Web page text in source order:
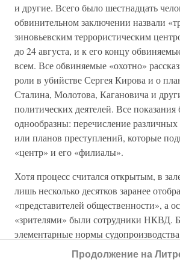
и другие. Всего было шестнадцать
обвинительном заключении назвали
зиновьевским террористическим
до 24 августа, и к его концу
всем. Все обвиняемые «охотно»
роли в убийстве Сергея Кирова и о
Сталина, Молотова, Кагановича и
политических деятелей. Все
однообразны: перечисление
или планов преступлений, которые
«центр» и его «филиалы».
Хотя процесс считался открытым, в
лишь несколько десятков заранее
«представителей общественности», а
«зрителями» были сотрудники НКВД.
элементарные нормы
представлено никаких вещественных
строилось на показаниях и признаниях
Продолжение на